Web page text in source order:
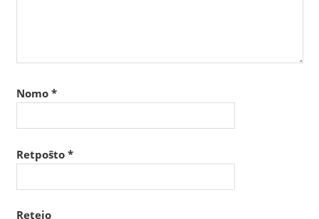
Nomo *
Retpoŝto *
Retejo